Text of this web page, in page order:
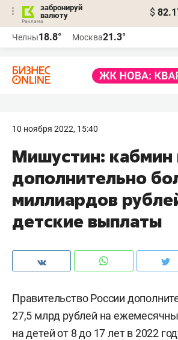
забронируй
валюту
$
Челны18.8° Москва21.3°
10 ноября 2022, 15:40
Мишустин: кабмин
дополнительно
миллиардов
детские выплаты
Правительство России
27,5 млрд рублей на
на детей от 8 до 17 лет в 2022